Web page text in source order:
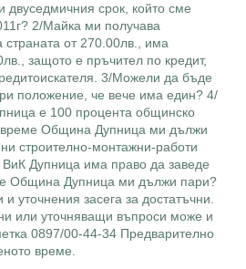
двуседмичния срок, който сме
2/Майка ми получава
страната от 270.00лв., има
защото е пръчител по кредит,
3/Можели да бъде
положение, че вече има един? 4/
е 100 процента общинско
време Община Дупница ми дължи
строително-монтажни-работи
Дупница има право да заведе
Община Дупница ми дължи пари?
уточнения засега за достатъчни.
или уточняващи въпроси може и
0897/00-44-34 Предварително
време.